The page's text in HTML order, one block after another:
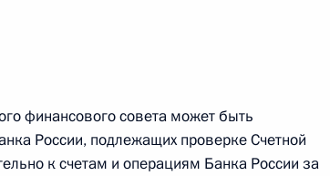
Федерации «О защите прав потребителей»
финансового совета может быть
России, подлежащих проверке Счетной
к счетам и операциям Банка России за